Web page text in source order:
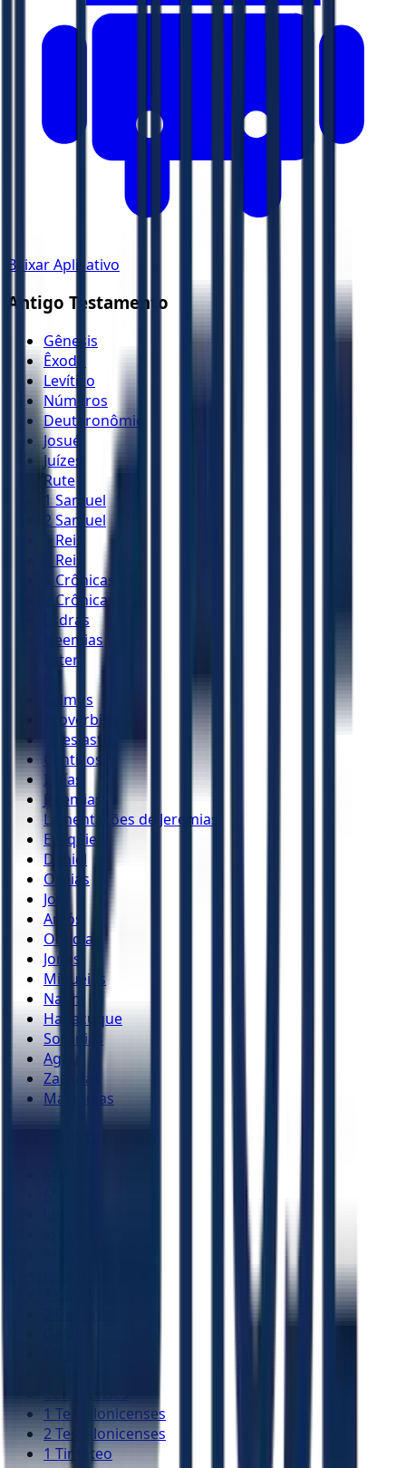
Baixar Aplicativo
Antigo Testamento
Gênesis
Êxodo
Levítico
Números
Deuteronômio
Josué
Juízes
Rute
1 Samuel
2 Samuel
1 Reis
2 Reis
1 Crônicas
2 Crônicas
Esdras
Neemias
Ester
Salmos
Provérbios
Eclesiastes
Cânticos
Isaías
Jeremias
Lamentações de Jeremias
Ezequiel
Daniel
Oséias
Joel
Amós
Obadias
Jonas
Miquéias
Naum
Habacuque
Sofonias
Ageu
Zacarias
Malaquias
1 Tessalonicenses
2 Tessalonicenses
1 Timóteo